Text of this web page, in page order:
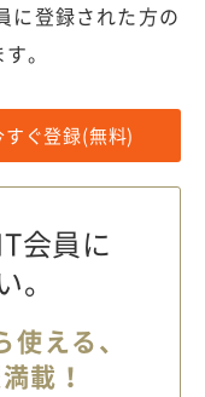
に登録された方の
。
すぐ登録(無料)
会員に
える、
載！